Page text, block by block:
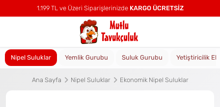
1.199 TL ve Üzeri Siparişlerinizde KARGO ÜCRETSİZ
Nipel Suluklar Yemlik Gurubu Suluk Gurubu Yetiştiricilik
Ana Sayfa Nipel Suluklar Ekonomik Nipel Suluklar